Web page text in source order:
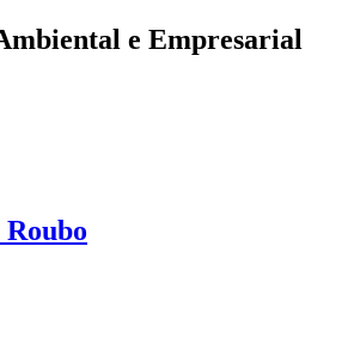
e Empresarial